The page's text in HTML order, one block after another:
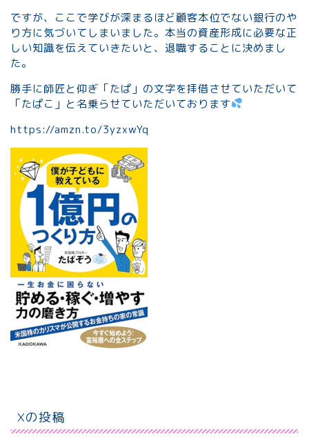
ですが、ここで学びが深まるほど顧客本位でない銀行のや
り方に気づいてしまいました。本当の資産形成に必要な正
しい知識を伝えていきたいと、退職することに決めまし
た。
勝手に師匠と仰ぎ「たぱ」の文字を拝借させていただいて
「たぱこ」と名乗らせていただいております
https://amzn.to/3yzxwYq
Xの投稿